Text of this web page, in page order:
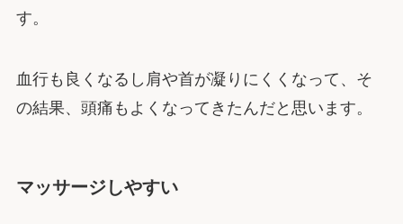
す。
血行も良くなるし肩や首が凝りにくくなって、そ
の結果、頭痛もよくなってきたんだと思います。
マッサージしやすい